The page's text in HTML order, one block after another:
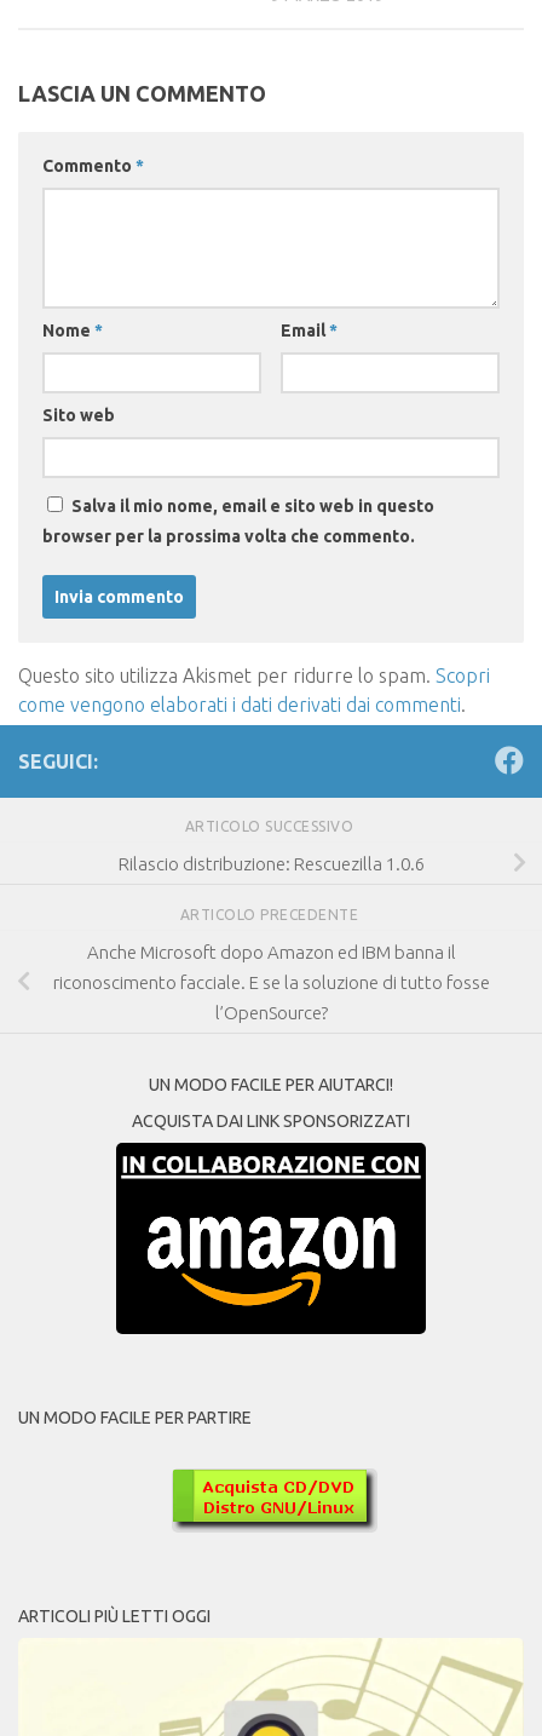
LASCIA UN COMMENTO
Commento *
Nome * Email*
Sito web
Salva il mio nome, email e sito web in questo
browser per la prossima volta che commento.
Questo sito utilizza Akismet per ridurre lo spam. Scopri
come vengono elaborati i dati derivati dai commenti
SEGUICI:
ARTICOLO SUCCESSIVO
Rilascio distribuzione: Rescuezilla 1.0.6
ARTICOLO PRECEDENTE
Anche Microsoft dopo Amazon ed IBM banna il
riconoscimento facciale. E se la soluzione di tutto fosse
l’OpenSource?
UN MODO FACILE PER AIUTARCI!
ACQUISTA DAI LINK SPONSORIZZATI
UN MODO FACILE PER PARTIRE
ARTICOLI PIÙ LETTI OGGI